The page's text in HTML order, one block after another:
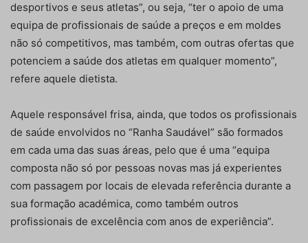
desportivos e seus atletas”, ou seja, “ter o apoio de uma
equipa de profissionais de saúde a preços e em moldes
não só competitivos, mas também, com outras ofertas que
potenciem a saúde dos atletas em qualquer momento”,
refere aquele dietista.
Aquele responsável frisa, ainda, que todos os profissionais
de saúde envolvidos no “Ranha Saudável” são formados
em cada uma das suas áreas, pelo que é uma “equipa
composta não só por pessoas novas mas já experientes
com passagem por locais de elevada referência durante a
sua formação académica, como também outros
profissionais de excelência com anos de experiência”.